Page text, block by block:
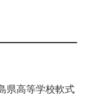
県高等学校軟式